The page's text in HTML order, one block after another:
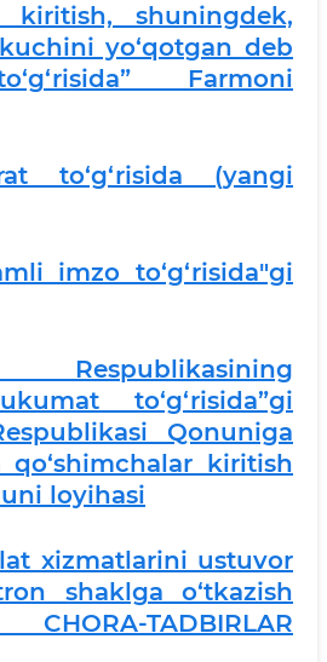
kiritish, shuningdek,
yo‘qotgan deb
Farmoni
to‘g‘risida (yangi
imzo to‘g‘risida"gi
Respublikasining
to‘g‘risida”gi
Qonuniga
qo‘shimchalar kiritish
loyihasi
xizmatlarini ustuvor
shaklga o‘tkazish
TADBIRLAR